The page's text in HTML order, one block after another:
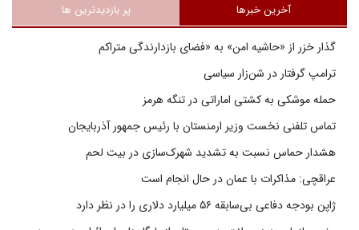
آخرین خبرها پر بازدیدترین ها
گذار خزر از «حاشیه امن» به «فضای بازدارندگی متراکم
ترامپ گرفتار در شن‌زار سیاسی
حمله موشکی به کشتی اماراتی در تنگه هرمز
تماس تلفنی نخست وزیر ارمنستان با رئیس جمهور آذربایجان
هشدار حماس نسبت به تشدید شهرک‌سازی در بیت‌ لحم
عراقچی: مذاکرات با عمان در حال انجام است
ژاپن بودجه دفاعی بی‌سابقه ۵۶ میلیارد دلاری را در نظر دارد